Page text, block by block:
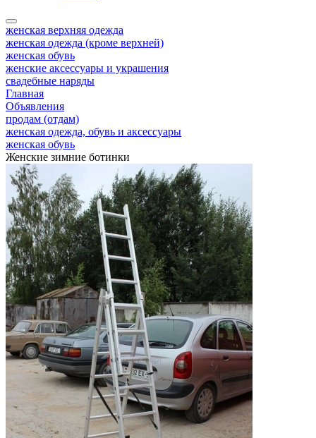
женская верхняя одежда
женская одежда (кроме верхней)
женская обувь
женские аксессуары и украшения
свадебные наряды
Главная
Объявления
продам (отдам)
женская одежда, обувь и аксессуары
женская обувь
Женские зимние ботинки